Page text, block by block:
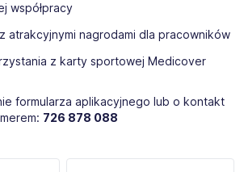
współpracy
atrakcyjnymi nagrodami dla pracowników
z karty sportowej Medicover
formularza aplikacyjnego lub o kontakt
726 878 088